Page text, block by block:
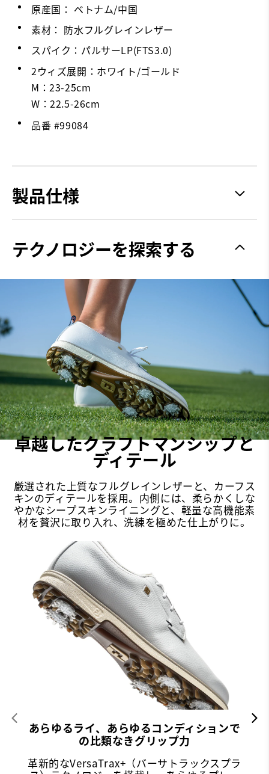
原産国： ベトナム/中国
素材： 防水フルグレインレザー
スパイク：パルサーLP(FTS3.0)
2ウィズ展開：ホワイト/ゴールド
M：23-25cm
W：22.5-26cm
品番 #99084
製品仕様
安定性
クッション性 Firm
テクノロジーを探索する
卓越したクラフトマンシップと
ディテール
厳選された上質なフルグレインレザーと、カーフス
キンのディテールを採用。内側には、柔らかくしな
やかなシープスキンライニングと、軽量な高機能素
材を贅沢に取り入れ、洗練を極めた仕上がりに。
あらゆるライ、あらゆるコンディションで
の比類なきグリップ力
革新的なVersaTrax+（バーサトラックスプラ